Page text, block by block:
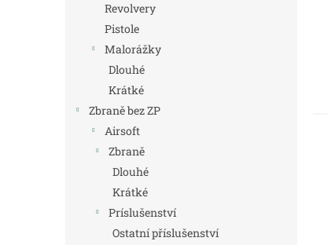
Revolvery
Pistole
Malorážky
Dlouhé
Krátké
Zbraně bez ZP
Airsoft
Zbraně
Dlouhé
Krátké
Príslušenství
Ostatní příslušenství